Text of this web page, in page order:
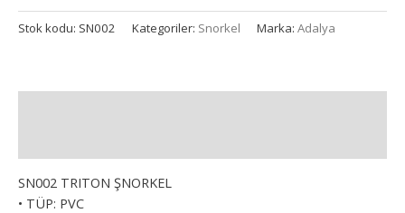
Stok kodu: SN002 Kategoriler: Snorkel Marka: Adalya
SN002 TRITON ŞNORKEL
• TÜP: PVC